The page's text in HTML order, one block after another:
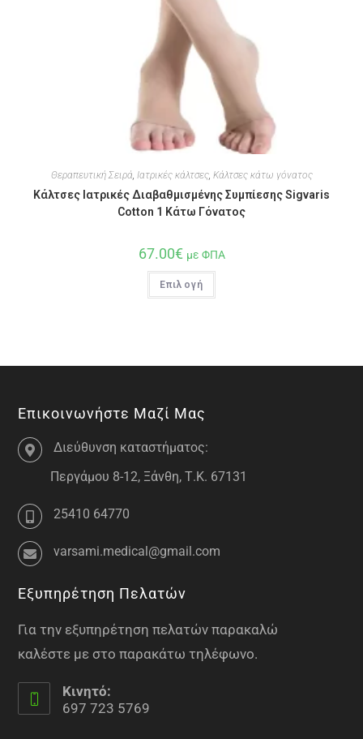
Θεραπευτική Σειρά, Ιατρικές κάλτσες, Κάλτσες κάτω γόνατος
Κάλτσες Ιατρικές Διαβαθμισμένης Συμπίεσης Sigvaris
Cotton 1 Κάτω Γόνατος
67.00€ με ΦΠΑ
Επιλογή
Επικοινωνήστε Μαζί Μας
Διεύθυνση καταστήματος:
Περγάμου 8-12, Ξάνθη, Τ.Κ. 67131
25410 64770
varsami.medical@gmail.com
Εξυπηρέτηση Πελατών
Για την εξυπηρέτηση πελατών παρακαλώ
καλέστε με στο παρακάτω τηλέφωνο.
Κινητό:
697 723 5769